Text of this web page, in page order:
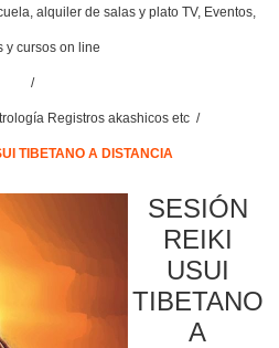
alquiler de salas y plato TV, Eventos,
y cursos on line
/
Registros akashicos etc /
TIBETANO A DISTANCIA
SESIÓN
REIKI
USUI
TIBETANO
A